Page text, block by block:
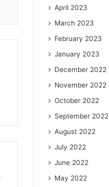
April 2023
March 2023
February 2023
January 2023
December 2022
November 2022
October 2022
September 2022
August 2022
July 2022
June 2022
May 2022